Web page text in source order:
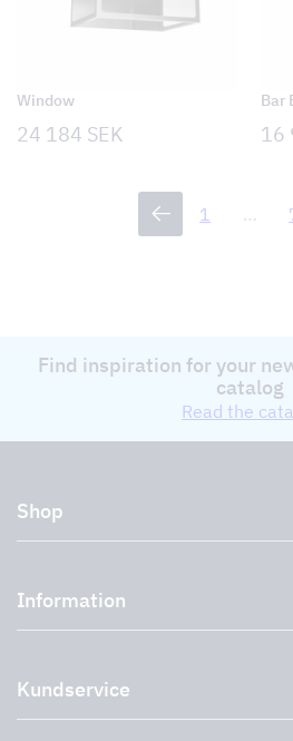
Window
24 184 SEK
Bar
16
1 …
Find inspiration for your
catalog
Read the
Shop
External ventilation fans
Plasma filter
Outlet
Storköksprodukter PRO
Information
Environment
Support and services
Kundservice